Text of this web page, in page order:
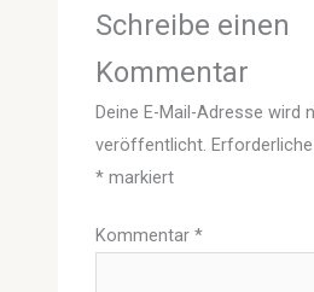
Schreibe einen
Kommentar
Deine E-Mail-Adresse wird
veröffentlicht.
* markiert
Kommentar*